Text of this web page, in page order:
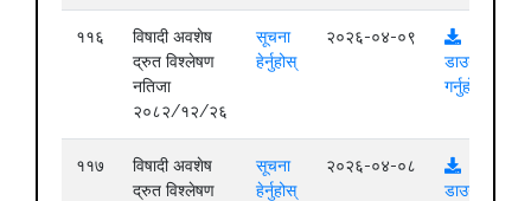
११६
विषादी अवशेष
द्रुत विश्लेषण
नतिजा
२०८२/१२/२६
सूचना
हेर्नुहोस्
२०२६-०४-०९
डाउनलोड
गर्नुहोस्
११७
विषादी अवशेष
द्रुत विश्लेषण
सूचना
हेर्नुहोस्
२०२६-०४-०८
डाउनलोड